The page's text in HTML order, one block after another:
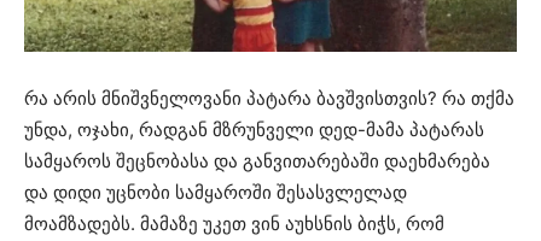
რა არის მნიშვნელოვანი პატარა ბავშვისთვის? რა თქმა
უნდა, ოჯახი, რადგან მზრუნველი დედ-მამა პატარას
სამყაროს შეცნობასა და განვითარებაში დაეხმარება
და დიდი უცნობი სამყაროში შესასვლელად
მოამზადებს. მამაზე უკეთ ვინ აუხსნის ბიჭს, რომ